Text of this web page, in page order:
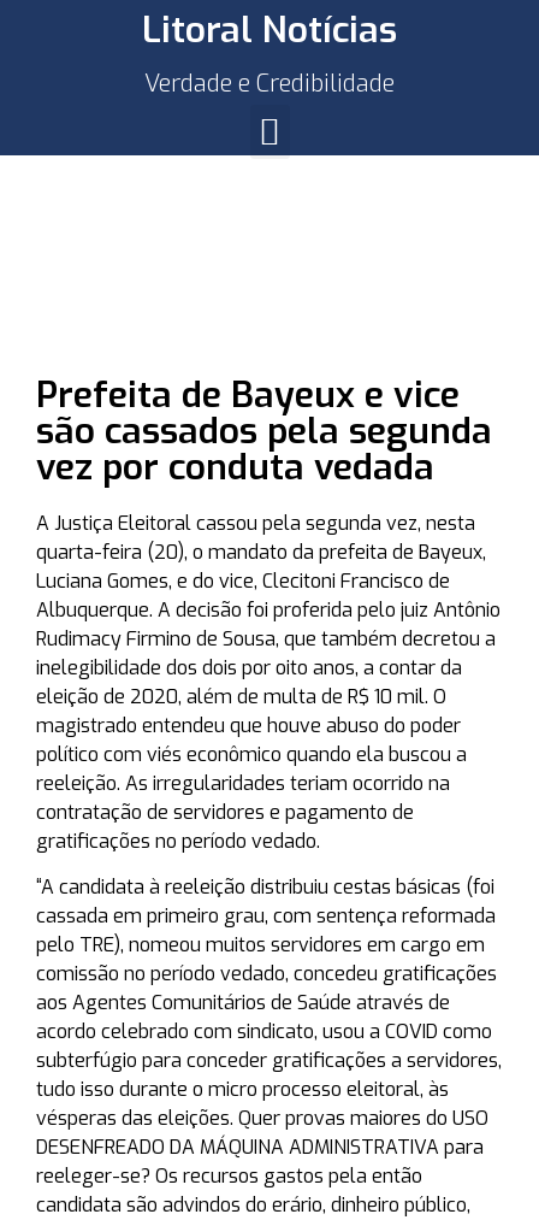
Litoral Notícias
Verdade e Credibilidade
Prefeita de Bayeux e vice
são cassados pela segunda
vez por conduta vedada
A Justiça Eleitoral cassou pela segunda vez, nesta
quarta-feira (20), o mandato da prefeita de Bayeux,
Luciana Gomes, e do vice, Clecitoni Francisco de
Albuquerque. A decisão foi proferida pelo juiz Antônio
Rudimacy Firmino de Sousa, que também decretou a
inelegibilidade dos dois por oito anos, a contar da
eleição de 2020, além de multa de R$ 10 mil. O
magistrado entendeu que houve abuso do poder
político com viés econômico quando ela buscou a
reeleição. As irregularidades teriam ocorrido na
contratação de servidores e pagamento de
gratificações no período vedado.
“A candidata à reeleição distribuiu cestas básicas (foi
cassada em primeiro grau, com sentença reformada
pelo TRE), nomeou muitos servidores em cargo em
comissão no período vedado, concedeu gratificações
aos Agentes Comunitários de Saúde através de
acordo celebrado com sindicato, usou a COVID como
subterfúgio para conceder gratificações a servidores,
tudo isso durante o micro processo eleitoral, às
vésperas das eleições. Quer provas maiores do USO
DESENFREADO DA MÁQUINA ADMINISTRATIVA para
reeleger-se? Os recursos gastos pela então
candidata são advindos do erário, dinheiro público,